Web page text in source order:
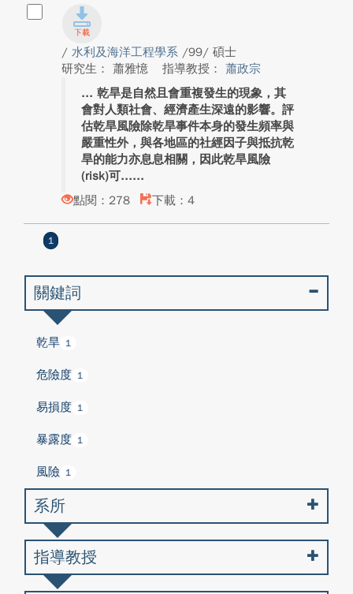
/ 水利及海洋工程學系 /99/ 碩士
研究生： 蕭雅憶
指導教授： 蕭政宗
乾旱是自然且會重複發生的現象，其
會對人類社會、經濟產生深遠的影響。評
估乾旱風險除乾旱事件本身的發生頻率與
嚴重性外，與各地區的社經因子與抵抗乾
旱的能力亦息息相關，因此乾旱風險
(risk)可...
點閱：278
下載：4
1
關鍵詞
乾旱 1
危險度 1
易損度 1
暴露度 1
風險 1
系所
指導教授